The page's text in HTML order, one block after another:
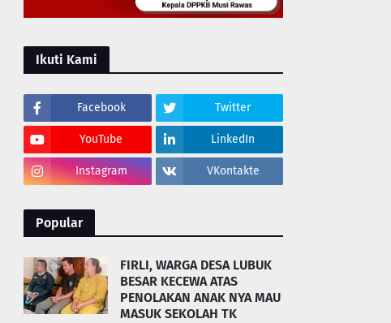
Ikuti Kami
Facebook Twitter
YouTube LinkedIn
Instagram VKontakte
Popular
FIRLI, WARGA DESA LUBUK
BESAR KECEWA ATAS
PENOLAKAN ANAK NYA MAU
MASUK SEKOLAH TK